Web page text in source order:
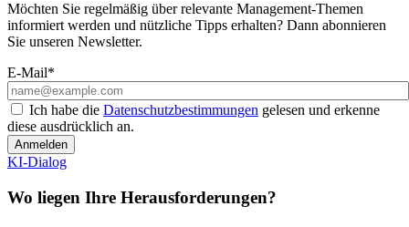
Möchten Sie regelmäßig über relevante Management-Themen
informiert werden und nützliche Tipps erhalten? Dann abonnieren
Sie unseren Newsletter.
E-Mail*
Ich habe die Datenschutzbestimmungen gelesen und erkenne
diese ausdrücklich an.
Anmelden
KI-Dialog
Wo liegen Ihre Herausforderungen?